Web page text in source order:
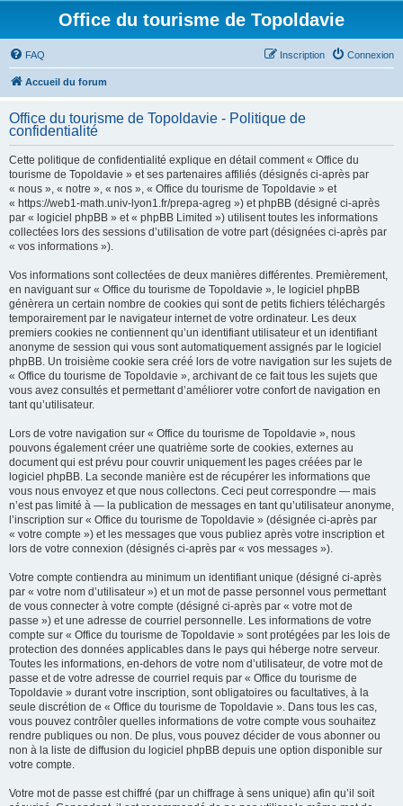
Office du tourisme de Topoldavie
FAQ Connexion
Inscription
Accueil du forum
Office du tourisme de Topoldavie - Politique de
confidentialité
Cette politique de confidentialité explique en détail comment « Office du
tourisme de Topoldavie » et ses partenaires affiliés (désignés ci-après par
« nous », « notre », « nos », « Office du tourisme de Topoldavie » et
« https://web1-math.univ-lyon1.fr/prepa-agreg ») et phpBB (désigné ci-après
par « logiciel phpBB » et « phpBB Limited ») utilisent toutes les informations
collectées lors des sessions d’utilisation de votre part (désignées ci-après par
« vos informations »).
Vos informations sont collectées de deux manières différentes. Premièrement,
en naviguant sur « Office du tourisme de Topoldavie », le logiciel phpBB
génèrera un certain nombre de cookies qui sont de petits fichiers téléchargés
temporairement par le navigateur internet de votre ordinateur. Les deux
premiers cookies ne contiennent qu’un identifiant utilisateur et un identifiant
anonyme de session qui vous sont automatiquement assignés par le logiciel
phpBB. Un troisième cookie sera créé lors de votre navigation sur les sujets de
« Office du tourisme de Topoldavie », archivant de ce fait tous les sujets que
vous avez consultés et permettant d’améliorer votre confort de navigation en
tant qu’utilisateur.
Lors de votre navigation sur « Office du tourisme de Topoldavie », nous
pouvons également créer une quatrième sorte de cookies, externes au
document qui est prévu pour couvrir uniquement les pages créées par le
logiciel phpBB. La seconde manière est de récupérer les informations que
vous nous envoyez et que nous collectons. Ceci peut correspondre — mais
n’est pas limité à — la publication de messages en tant qu’utilisateur anonyme,
l’inscription sur « Office du tourisme de Topoldavie » (désignée ci-après par
« votre compte ») et les messages que vous publiez après votre inscription et
lors de votre connexion (désignés ci-après par « vos messages »).
Votre compte contiendra au minimum un identifiant unique (désigné ci-après
par « votre nom d’utilisateur ») et un mot de passe personnel vous permettant
de vous connecter à votre compte (désigné ci-après par « votre mot de
passe ») et une adresse de courriel personnelle. Les informations de votre
compte sur « Office du tourisme de Topoldavie » sont protégées par les lois de
protection des données applicables dans le pays qui héberge notre serveur.
Toutes les informations, en-dehors de votre nom d’utilisateur, de votre mot de
passe et de votre adresse de courriel requis par « Office du tourisme de
Topoldavie » durant votre inscription, sont obligatoires ou facultatives, à la
seule discrétion de « Office du tourisme de Topoldavie ». Dans tous les cas,
vous pouvez contrôler quelles informations de votre compte vous souhaitez
rendre publiques ou non. De plus, vous pouvez décider de vous abonner ou
non à la liste de diffusion du logiciel phpBB depuis une option disponible sur
votre compte.
Votre mot de passe est chiffré (par un chiffrage à sens unique) afin qu’il soit